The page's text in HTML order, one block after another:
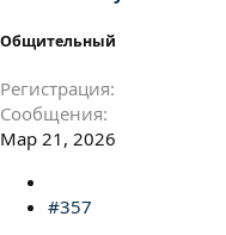
Общительный
Регистрация
Сообщения
Мар 21, 2026
#357